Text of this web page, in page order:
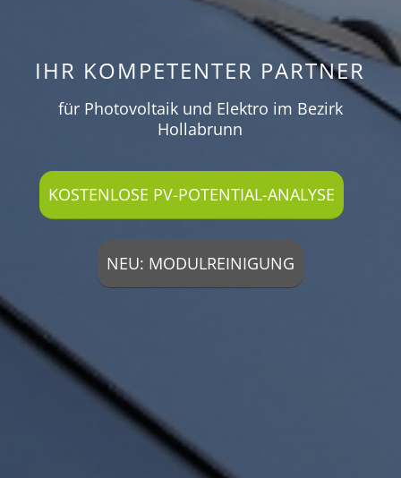
IHR KOMPETENTER PARTNER
für Photovoltaik und Elektro im Bezirk
Hollabrunn
KOSTENLOSE PV-POTENTIAL-ANALYSE
NEU: MODULREINIGUNG